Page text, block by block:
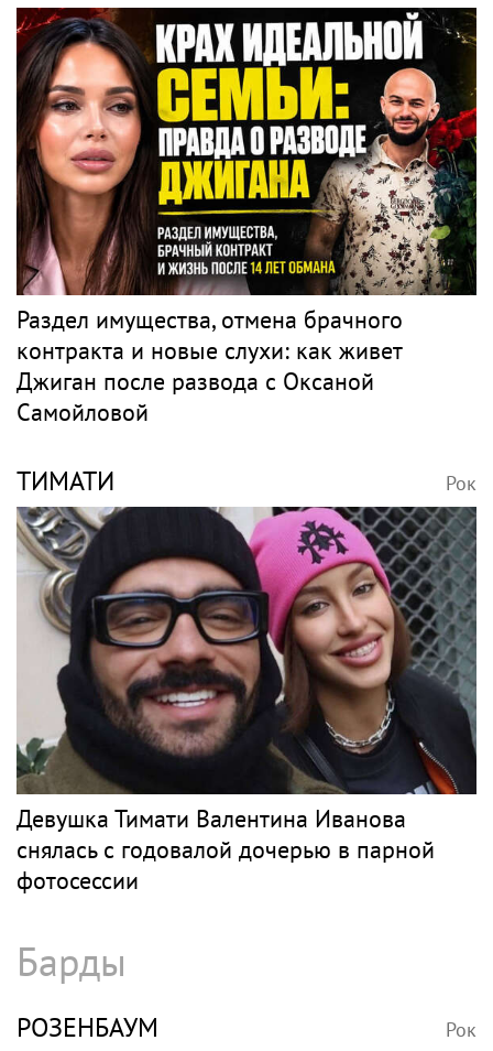
Раздел имущества, отмена брачного
контракта и новые слухи: как живет
Джиган после развода с Оксаной
Самойловой
ТИМАТИ Рок
Девушка Тимати Валентина Иванова
снялась с годовалой дочерью в парной
фотосессии
Барды
РОЗЕНБАУМ Рок